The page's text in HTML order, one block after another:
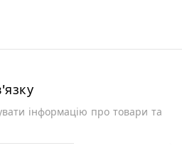
інформацію про товари та